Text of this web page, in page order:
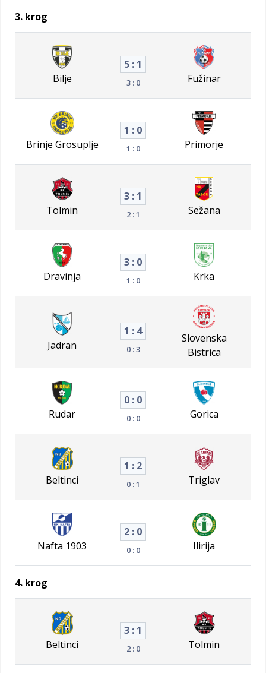
3. krog
Bilje
5 : 1
3 : 0 Fužinar
Brinje Grosuplje
1 : 0
1 : 0 Primorje
Tolmin
3 : 1
2 : 1 Sežana
Dravinja
3 : 0
1 : 0 Krka
Jadran
1 : 4
0 : 3
Slovenska
Bistrica
Rudar
0 : 0
0 : 0 Gorica
Beltinci
1 : 2
0 : 1 Triglav
Nafta 1903
2 : 0
0 : 0 Ilirija
4. krog
Beltinci
3 : 1
2 : 0 Tolmin